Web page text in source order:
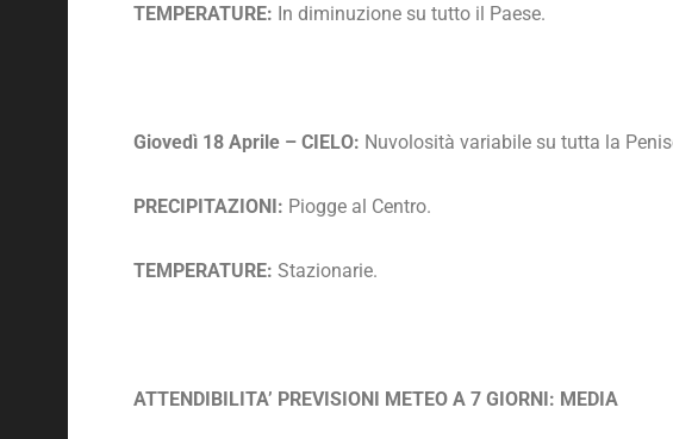
TEMPERATURE: In diminuzione su tutto il Paese.
Giovedì 18 Aprile – CIELO: Nuvolosità variabile su tutta la
PRECIPITAZIONI: Piogge al Centro.
TEMPERATURE: Stazionarie.
ATTENDIBILITA’ PREVISIONI METEO A 7 GIORNI: MEDIA